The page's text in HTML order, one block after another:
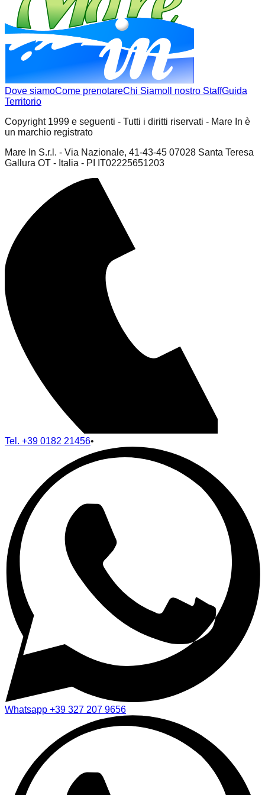
Dove siamoCome prenotareChi Siamo Il nostro StaffGuida
Territorio
Copyright 1999 e seguenti - Tutti i diritti riservati - Mare In è
un marchio registrato
Mare In S.r.l. - Via Nazionale, 41-43-45 07028 Santa Teresa
Gallura OT - Italia - PI IT02225651203
Tel. +39 0182 21456•
Whatsapp +39 327 207 9656